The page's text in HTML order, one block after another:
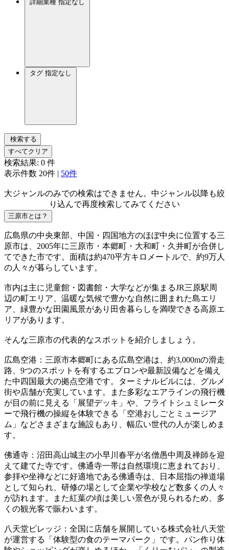
詳細業種 指定なし
タグ 指定なし
検索する
すべてクリア
検索結果: 0 件
表示件数 20件 | 50件
大ジャンルのみでの検索はできません。中ジャンル以降も絞
り込んで再度検索してみてください
三原市とは？
広島県の中央東部、中国・四国地方のほぼ中央に位置する三
原市は、2005年に三原市・本郷町・大和町・久井町が合併し
てできた市です。面積は約470平方キロメートルで、約9万人
の人々が暮らしています。
市内は主に児童館・図書館・大学などが集まるJR三原駅周
辺の町エリア、温暖な気候で豊かな自然に囲まれた島エリ
ア、緑豊かな田園風景があり田舎暮らしを満喫できる高原エ
リアがあります。
そんな三原市の代表的なスポットを紹介しましょう。
広島空港：三原市本郷町にある広島空港は、約3,000mの滑走
路、9つのスポットを有するエプロンや最新設備などを備え
た中四国最大の拠点空港です。ターミナルビルには、グルメ
街や店舗が充実しています。また多彩なエアラインの飛行機
が目の前に見える「展望デッキ」や、フライトシュミレータ
ーで飛行機の操縦を体験できる「空港おしごとミュージア
ム」などさまざまな施設もあり、幅広い世代の人が楽しめま
す。
佛通寺：沼田高山城主の小早川春平が名僧愚中周及禅師を迎
えて建てた寺です。佛通寺一帯は自然環境に恵まれており、
参拝や坐禅などに好適地である佛通寺は、日本屈指の禅道場
として知られ、研修の場として企業や学校など数多くの人々
が訪れます。また紅葉の頃は美しい景色が見られるため、多
くの観光客で賑わいます。
八天堂ビレッジ：全国に店舗を展開している株式会社八天堂
が運営する「体験型の食のテーマパーク」です。パン作り体